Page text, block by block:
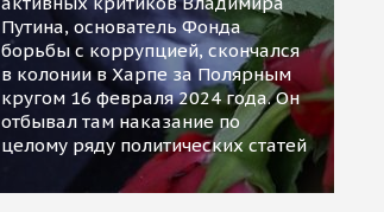
Путина, основатель Фонда
борьбы с коррупцией, скончался
в колонии в Харпе за Полярным
кругом 16 февраля 2024 года. Он
отбывал там наказание по
целому ряду политических статей